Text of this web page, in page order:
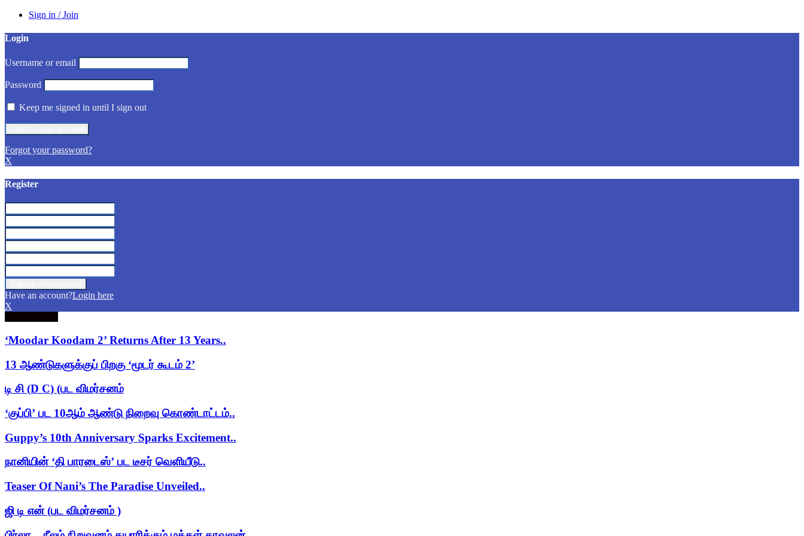
Sign in / Join
Login
Username or email
Password
Keep me signed in until I sign out
Forgot your password?
X
Register
Have an account?Login here
X
‘Moodar Koodam 2’ Returns After 13 Years..
13 ஆண்டுகளுக்குப் பிறகு ‘மூடர் கூடம் 2’
டி சி (D C) (பட விமர்சனம்
‘குப்பி’ பட 10ஆம் ஆண்டு நிறைவு கொண்டாட்டம்..
Guppy’s 10th Anniversary Sparks Excitement..
நானியின் ‘தி பாரடைஸ்’ பட டீசர் வெளியீடு..
Teaser Of Nani’s The Paradise Unveiled..
ஜி டி என் (பட விமர்சனம் )